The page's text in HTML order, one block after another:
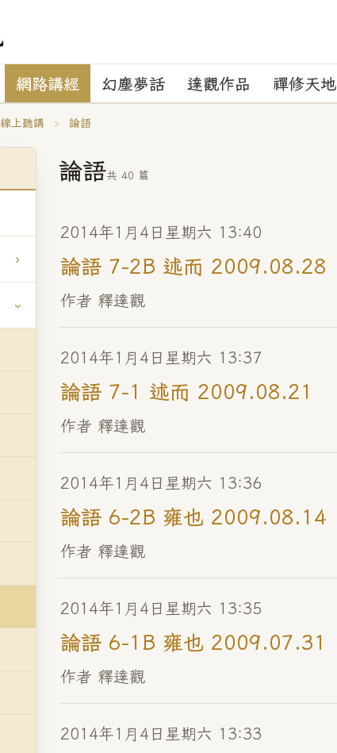
網路講經 幻塵夢話 達觀作品 禪修天地
線上聽講 › 論語
論語共 40 篇
2014年1月4日星期六 13:40
論語 7-2B 述而 2009.08.28
作者 釋達觀
2014年1月4日星期六 13:37
論語 7-1 述而 2009.08.21
作者 釋達觀
2014年1月4日星期六 13:36
論語 6-2B 雍也 2009.08.14
作者 釋達觀
2014年1月4日星期六 13:35
論語 6-1B 雍也 2009.07.31
作者 釋達觀
2014年1月4日星期六 13:33